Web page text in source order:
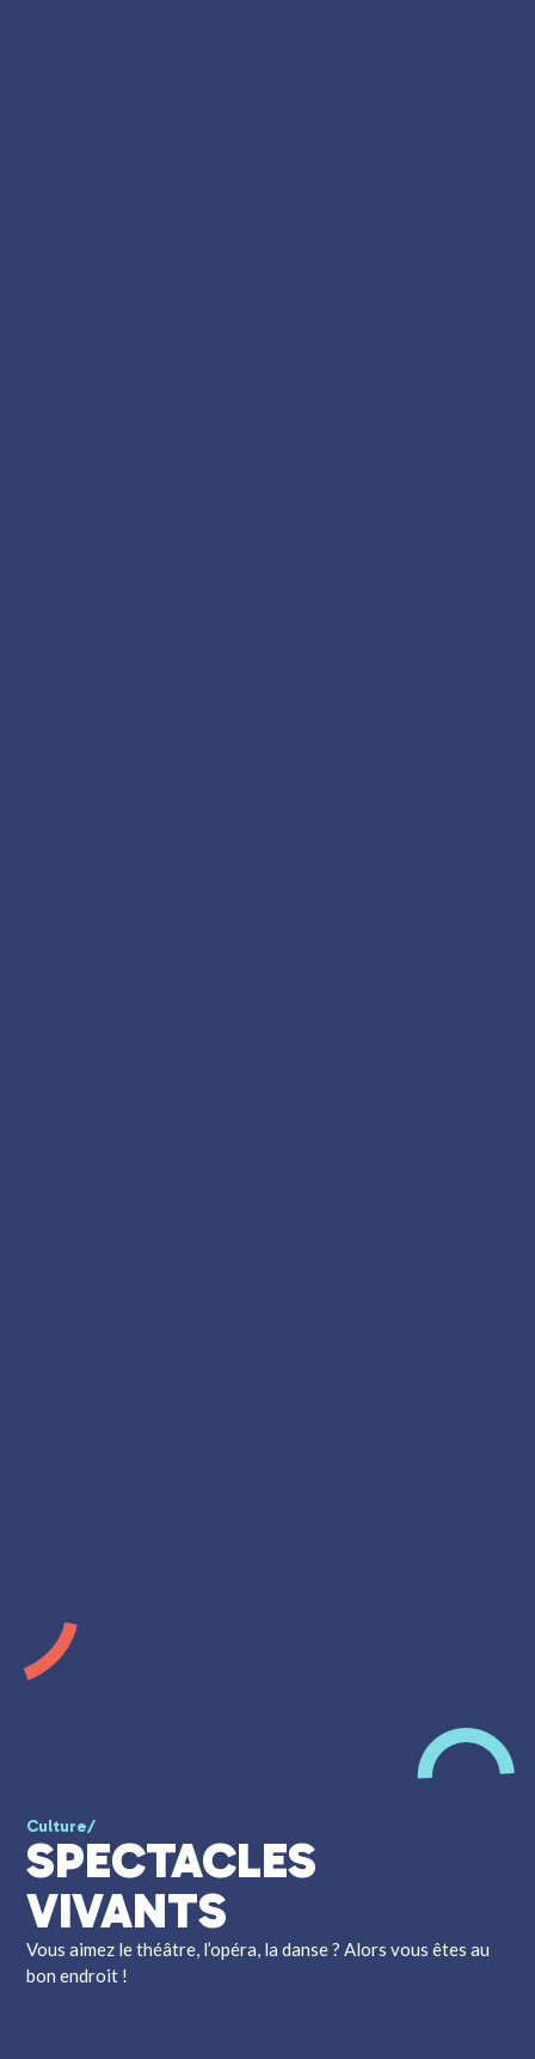
Culture/
SPECTACLES
VIVANTS
Vous aimez le théâtre, l’opéra, la danse ? Alors vous êtes au
bon endroit !